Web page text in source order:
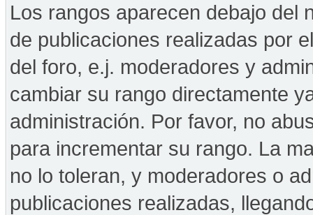
Los rangos aparecen debajo del
de publicaciones realizadas por
del foro, e.j. moderadores y
cambiar su rango directamente
administración. Por favor, no
para incrementar su rango. La
no lo toleran, y moderadores o
publicaciones realizadas,